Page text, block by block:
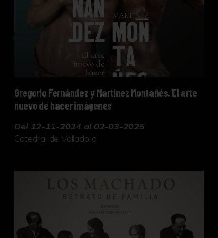
Gregorio Fernández y Martínez Montañés. El arte
nuevo de hacer imágenes
Del 12-11-2024 al 02-03-2025
Catedral de Valladolid
Los Machado. Retrato de familia